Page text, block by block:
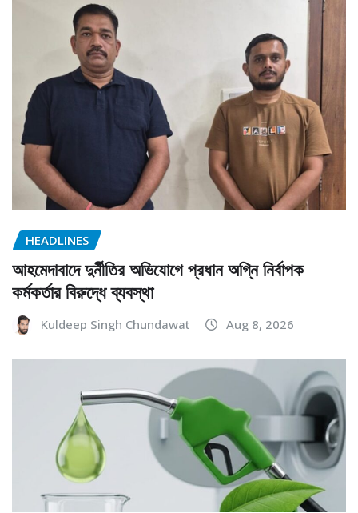
HEADLINES
আহমেদাবাদে দুর্নীতির অভিযোগে প্রধান অগ্নি নির্বাপক
কর্মকর্তার বিরুদ্ধে ব্যবস্থা
Kuldeep Singh Chundawat Aug 8, 2026